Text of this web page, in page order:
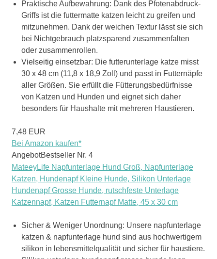
Praktische Aufbewahrung: Dank des Pfotenabdruck-
Griffs ist die futtermatte katzen leicht zu greifen und
mitzunehmen. Dank der weichen Textur lässt sie sich
bei Nichtgebrauch platzsparend zusammenfalten
oder zusammenrollen.
Vielseitig einsetzbar: Die futterunterlage katze misst
30 x 48 cm (11,8 x 18,9 Zoll) und passt in Futternäpfe
aller Größen. Sie erfüllt die Fütterungsbedürfnisse
von Katzen und Hunden und eignet sich daher
besonders für Haushalte mit mehreren Haustieren.
7,48 EUR
Bei Amazon kaufen*
AngebotBestseller Nr. 4
MateeyLife Napfunterlage Hund Groß, Napfunterlage
Katzen, Hundenapf Kleine Hunde, Silikon Unterlage
Hundenapf Grosse Hunde, rutschfeste Unterlage
Katzennapf, Katzen Futternapf Matte, 45 x 30 cm
Sicher & Weniger Unordnung: Unsere napfunterlage
katzen & napfunterlage hund sind aus hochwertigem
silikon in lebensmittelqualität und sicher für haustiere.